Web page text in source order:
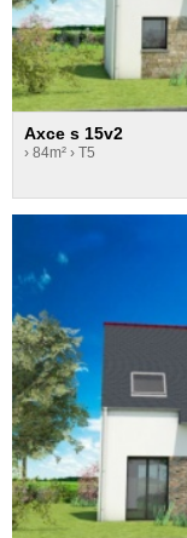
Axce s 15v2
› 84m² › T5